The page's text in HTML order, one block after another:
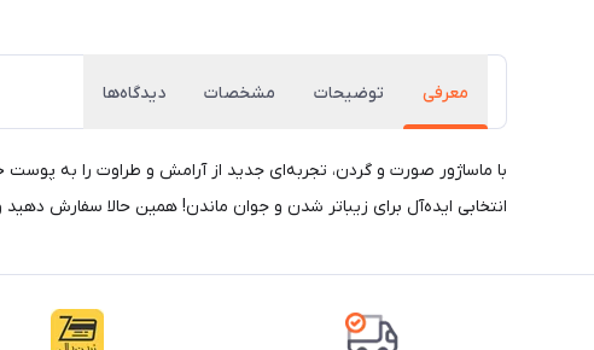
معرفی توضیحات مشخصات دیدگاه‌ها
با ماساژور صورت و گردن، تجربه‌ای جدید از آرامش و طراوت را به
انتخابی ایده‌آل برای زیباتر شدن و جوان ماندن! همین حالا سفارش